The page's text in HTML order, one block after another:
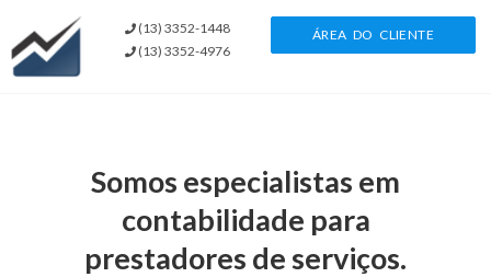
(13) 3352-1448​
(13) 3352-4976​
ÁREA DO CLIENTE
Somos especialistas em
contabilidade para
prestadores de serviços.